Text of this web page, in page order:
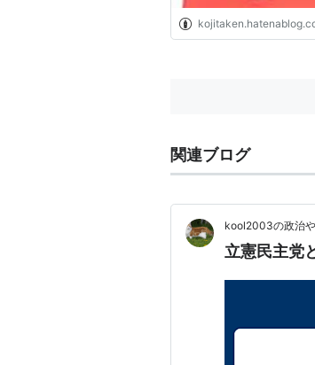
関連ブログ
kool2003の政治
立憲民主党